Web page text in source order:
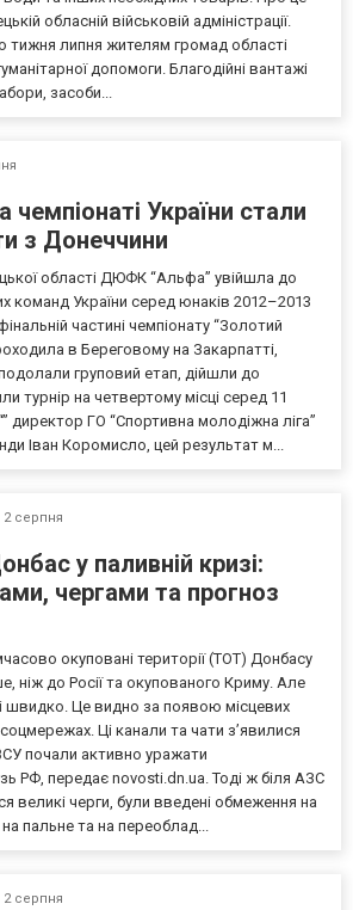
обласній військовій адміністрації.
тижня липня жителям громад області
допомоги. Благодійні вантажі
засоби...
чемпіонаті України стали
з Донеччини
області ДЮФК “Альфа” увійшла до
команд України серед юнаків 2012–2013
частині чемпіонату “Золотий
в Береговому на Закарпатті,
груповий етап, дійшли до
турнір на четвертому місці серед 11
директор ГО “Спортивна молодіжна ліга”
Іван Коромисло, цей результат м...
2 серпня
у паливній кризі:
чергами та прогноз
окуповані території (ТОТ) Донбасу
ніж до Росії та окупованого Криму. Але
швидко. Це видно за появою місцевих
Ці канали та чати з’явилися
почали активно уражати
РФ, передає novosti.dn.ua. Тоді ж біля АЗС
великі черги, були введені обмеження на
пальне та на переоблад...
2 серпня